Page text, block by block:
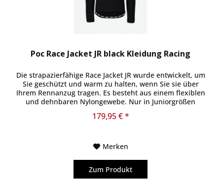
Poc Race Jacket JR black Kleidung Racing
Die strapazierfähige Race Jacket JR wurde entwickelt, um
Sie geschützt und warm zu halten, wenn Sie sie über
Ihrem Rennanzug tragen. Es besteht aus einem flexiblen
und dehnbaren Nylongewebe. Nur in Juniorgrößen
179,95 € *
Merken
Zum Produkt